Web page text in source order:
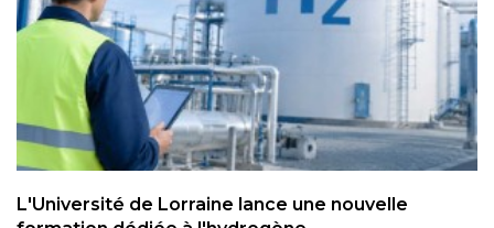
L'Université de Lorraine lance une nouvelle